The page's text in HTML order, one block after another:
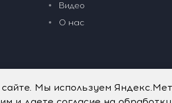
Видео
О нас
Мы используем